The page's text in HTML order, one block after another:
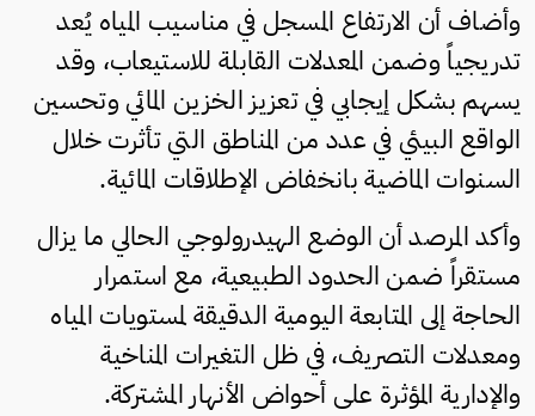
وأضاف أن الارتفاع المسجل في مناسيب المياه يُعد
تدريجياً وضمن المعدلات القابلة للاستيعاب، وقد
يسهم بشكل إيجابي في تعزيز الخزين المائي وتحسين
الواقع البيئي في عدد من المناطق التي تأثرت خلال
السنوات الماضية بانخفاض الإطلاقات المائية.
وأكد المرصد أن الوضع الهيدرولوجي الحالي ما يزال
مستقراً ضمن الحدود الطبيعية، مع استمرار
الحاجة إلى المتابعة اليومية الدقيقة لمستويات المياه
ومعدلات التصريف، في ظل التغيرات المناخية
والإدارية المؤثرة على أحواض الأنهار المشتركة.